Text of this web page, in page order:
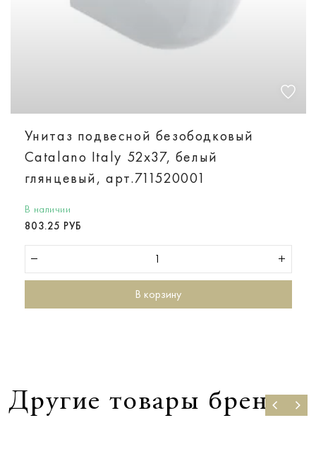
Унитаз подвесной безободковый
Catalano Italy 52х37, белый
глянцевый, арт.711520001
В наличии
803.25 РУБ
В корзину
Другие товары бренда